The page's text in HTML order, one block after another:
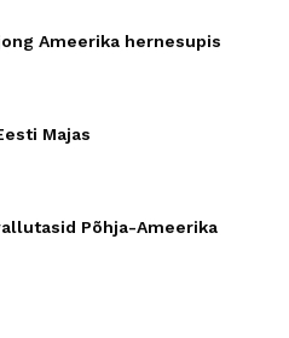
Ameerika hernesupis
Majas
Põhja-Ameerika